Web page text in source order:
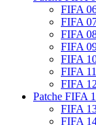
FIFA
FIFA
FIFA
FIFA
FIFA
FIFA
FIFA
Patche FIFA
FIFA
FIFA